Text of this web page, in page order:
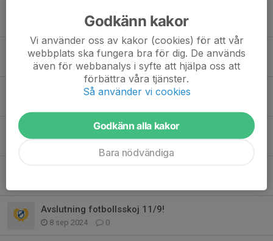
5 jun 2025 6
Fotbollsskojj torsdag
4 jun 2025 0
Torsdag 29/5 INGEN fotbollsskojj pga röd dag
Torsdag kl 18:00 start för fotbollsskojj.
Avslutning fotbollsskoj 11/9!
8 sep 2024 0
Godkänn kakor
Vi använder oss av kakor (cookies) för att vår
webbplats ska fungera bra för dig. De används
även för webbanalys i syfte att hjälpa oss att
förbättra våra tjänster.
Så använder vi cookies
Godkänn alla kakor
Bara nödvändiga